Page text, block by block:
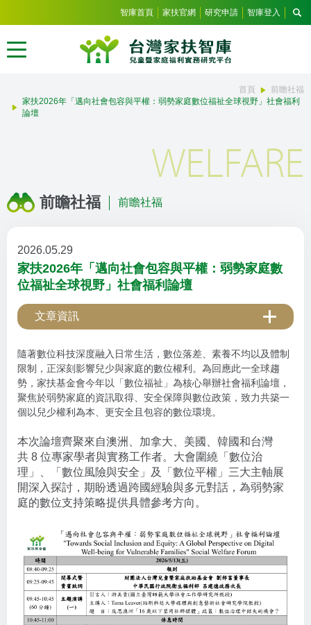
智庫首頁 家扶官網 研究申請 智庫登入
首頁
前瞻社福
家扶2026年「邁向社會包容與平權：弱勢家庭數位福祉全球視野」社會福利
論壇
前瞻社福 前瞻社福
WELFARE
2026.05.29
家扶2026年「邁向社會包容與平權：弱勢家庭數
位福祉全球視野」社會福利論壇
文章資訊
隨著數位科技深度融入日常生活，數位落差、素養不均以及體制
限制，正深刻影響兒少與家庭的數位權利。為回應此一全球趨
勢，家扶基金會今年以「數位福祉」為核心舉辦社會福利論壇，
聚焦於弱勢家庭的資訊取得、安全保障與數位政策，致力共築一
個以兒少權利為本、更安全且包容的數位環境。
本次論壇齊聚來自澳洲、加拿大、美國、韓國和台灣
共 8 位專家學者與實務工作者。大會圍繞「數位治
理」、「數位風險與安全」及「數位平權」三大主軸展
開深入探討，期盼透過跨國經驗與多元對話，為弱勢家
庭的數位支持策略提供具體參考方向。